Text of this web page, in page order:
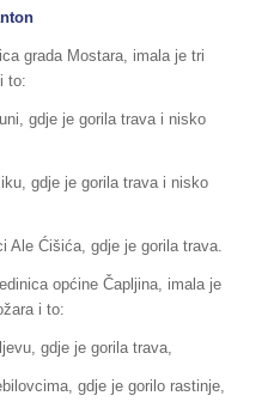
grada Mostara, imala je tri
to:
gdje je gorila trava i nisko
gdje je gorila trava i nisko
Ale Ćišića, gdje je gorila trava.
općine Čapljina, imala je
i to:
gdje je gorila trava,
gdje je gorilo rastinje,